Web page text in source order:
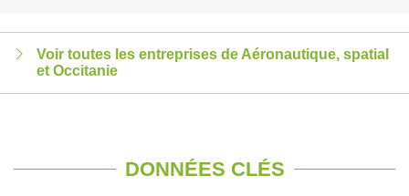
Voir toutes les entreprises de Aéronautique, spatial
et Occitanie
DONNÉES CLÉS